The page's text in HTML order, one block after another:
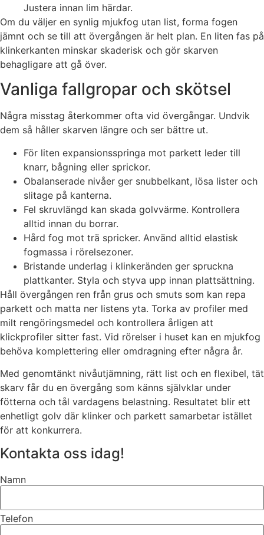
Justera innan lim härdar.
Om du väljer en synlig mjukfog utan list, forma fogen
jämnt och se till att övergången är helt plan. En liten fas på
klinkerkanten minskar skaderisk och gör skarven
behagligare att gå över.
Vanliga fallgropar och skötsel
Några misstag återkommer ofta vid övergångar. Undvik
dem så håller skarven längre och ser bättre ut.
För liten expansionsspringa mot parkett leder till
knarr, bågning eller sprickor.
Obalanserade nivåer ger snubbelkant, lösa lister och
slitage på kanterna.
Fel skruvlängd kan skada golvvärme. Kontrollera
alltid innan du borrar.
Hård fog mot trä spricker. Använd alltid elastisk
fogmassa i rörelsezoner.
Bristande underlag i klinkeränden ger spruckna
plattkanter. Styla och styva upp innan plattsättning.
Håll övergången ren från grus och smuts som kan repa
parkett och matta ner listens yta. Torka av profiler med
milt rengöringsmedel och kontrollera årligen att
klickprofiler sitter fast. Vid rörelser i huset kan en mjukfog
behöva komplettering eller omdragning efter några år.
Med genomtänkt nivåutjämning, rätt list och en flexibel, tät
skarv får du en övergång som känns självklar under
fötterna och tål vardagens belastning. Resultatet blir ett
enhetligt golv där klinker och parkett samarbetar istället
för att konkurrera.
Kontakta oss idag!
Namn
Telefon